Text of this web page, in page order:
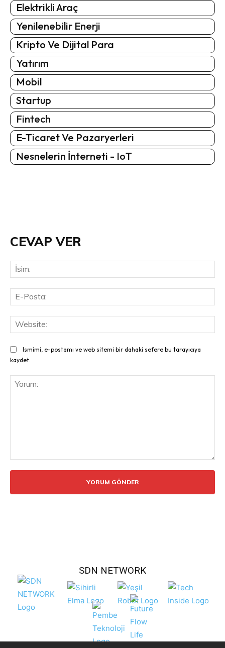
Elektrikli Araç
Yenilenebilir Enerji
Kripto Ve Dijital Para
Yatırım
Mobil
Startup
Fintech
E-Ticaret Ve Pazaryerleri
Nesnelerin İnterneti - IoT
CEVAP VER
Ismimi, e-postamı ve web sitemi bir dahaki sefere bu tarayıcıya
kaydet.
SDN NETWORK